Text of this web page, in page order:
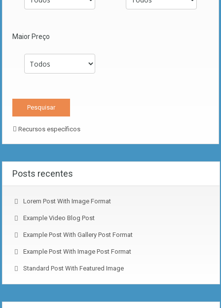
Maior Preço
Recursos específicos
Posts recentes
Lorem Post With Image Format
Example Video Blog Post
Example Post With Gallery Post Format
Example Post With Image Post Format
Standard Post With Featured Image